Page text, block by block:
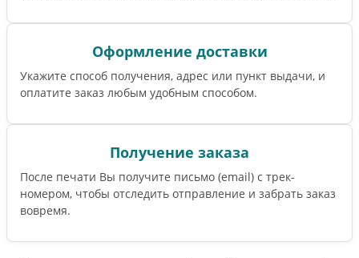
Оформление доставки
Укажите способ получения, адрес или пункт выдачи, и
оплатите заказ любым удобным способом.
Получение заказа
После печати Вы получите письмо (email) c трек-
номером, чтобы отследить отправление и забрать заказ
вовремя.